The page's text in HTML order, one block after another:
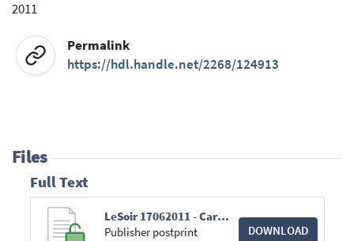
2011
Permalink
https://hdl.handle.net/2268/124913
Files
Full Text
LeSoir 17062011 - Carte blanche - Les vertus oubliées.pdf
Publisher postprint
DOWNLOAD